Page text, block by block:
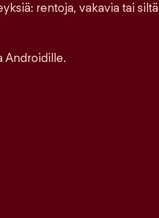
rentoja, vakavia tai siltä
Androidille.